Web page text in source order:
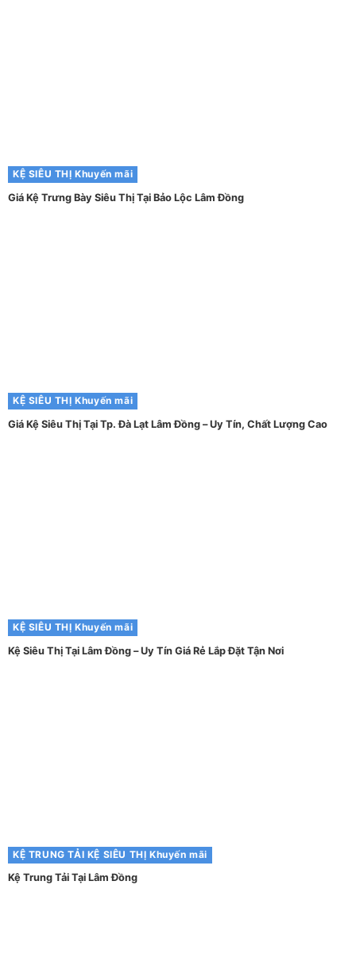
KỆ SIÊU THỊ Khuyến mãi
Giá Kệ Trưng Bày Siêu Thị Tại Bảo Lộc Lâm Đồng
KỆ SIÊU THỊ Khuyến mãi
Giá Kệ Siêu Thị Tại Tp. Đà Lạt Lâm Đồng – Uy Tín, Chất Lượng Cao
KỆ SIÊU THỊ Khuyến mãi
Kệ Siêu Thị Tại Lâm Đồng – Uy Tín Giá Rẻ Lắp Đặt Tận Nơi
KỆ TRUNG TẢI KỆ SIÊU THỊ Khuyến mãi
Kệ Trung Tải Tại Lâm Đồng